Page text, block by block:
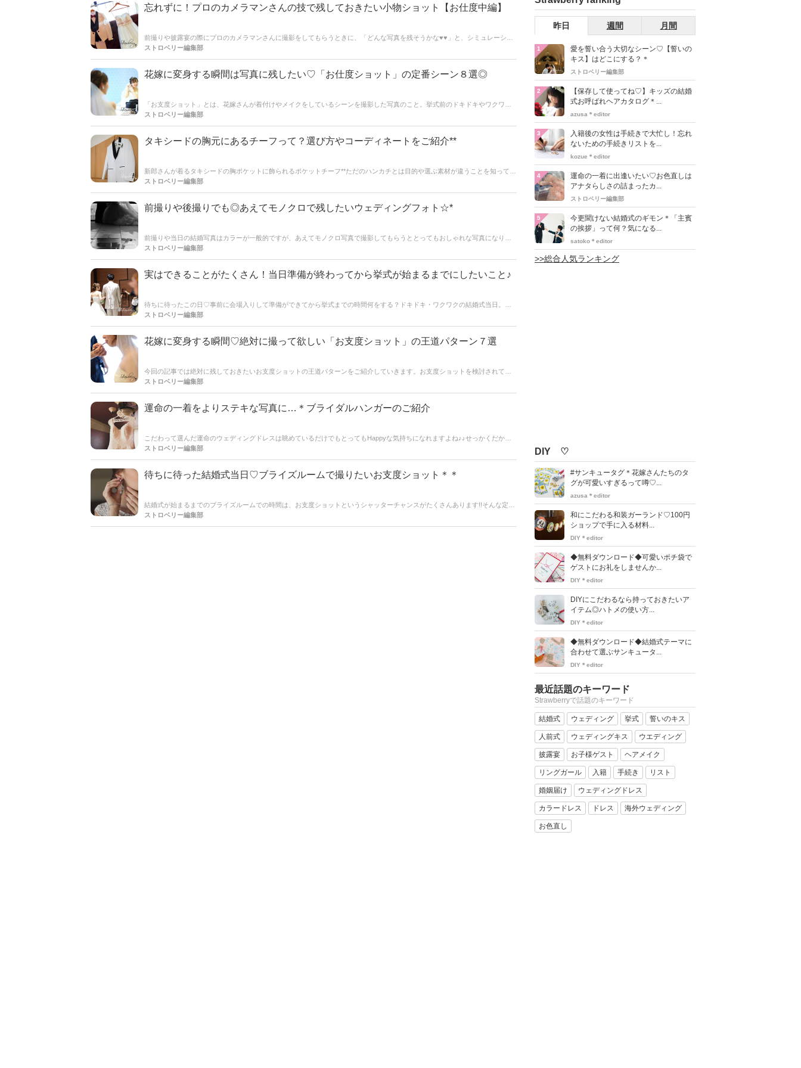
忘れずに！プロのカメラマンさんの技で残しておきたい小物ショット【お仕度中編】
前撮りや披露宴の際にプロのカメラマンさんに撮影をしてもらうときに、「どんな写真を残そうかな♥♥」と、シミュレーショ
ンを行っていることと思いますが、被写体になるのは自分たちだけでなく、この日のために準備したウェディングアイテムの
ストロベリー編集部
花嫁に変身する瞬間は写真に残したい♡「お仕度ショット」の定番シーン８選◎
「お支度ショット」とは、花嫁さんが着付けやメイクをしているシーンを撮影した写真のこと。挙式前のドキドキやワクワ
ク、幸福感に包まれた独特の表情はお支度中ならではです◎ウェディングフォトの定番でもあるのでお仕度中の姿を写真に収
ストロベリー編集部
タキシードの胸元にあるチーフって？選び方やコーディネートをご紹介**
新郎さんが着るタキシードの胸ポケットに飾られるポケットチーフ**ただのハンカチとは目的や選ぶ素材が違うことを知ってい
ますか？さり気ないところですが、折り方や選ぶ色などご紹介させていただきます!!
ストロベリー編集部
前撮りや後撮りでも◎あえてモノクロで残したいウェディングフォト☆*
前撮りや当日の結婚写真はカラーが一般的ですが、あえてモノクロ写真で撮影してもらうととってもおしゃれな写真になりま
す。モノクロ写真ならではの光と影のコントラストや大人っぽさ、シチュエーションによってはレトロ感溢れる雰囲気がとっ
ストロベリー編集部
実はできることがたくさん！当日準備が終わってから挙式が始まるまでにしたいこと♪
待ちに待ったこの日♡事前に会場入りして準備ができてから挙式までの時間何をする？ドキドキ・ワクワクの結婚式当日。挙
式までにメイクをして、ヘアセットをして、ウエディングドレスに身を包んで…♡花嫁さんに変身してから挙式本番が始まる
ストロベリー編集部
花嫁に変身する瞬間♡絶対に撮って欲しい「お支度ショット」の王道パターン７選
今回の記事では絶対に残しておきたいお支度ショットの王道パターンをご紹介していきます。お支度ショットを検討されてい
る花嫁さんは必見ですよ♪
ストロベリー編集部
運命の一着をよりステキな写真に…＊ブライダルハンガーのご紹介
こだわって選んだ運命のウェディングドレスは眺めているだけでもとってもHappyな気持ちになれますよね♪♪せっかくだから
結婚式当日までウェディングドレスを特別なハンガーにかけておきたい…そんなオシャレ花嫁さんで話題のアイテムがウェデ
ストロベリー編集部
待ちに待った結婚式当日♡ブライズルームで撮りたいお支度ショット＊＊
結婚式が始まるまでのブライズルームでの時間は、お支度ショットというシャッターチャンスがたくさんあります!!そんな定番
にもなりつつあるお仕度ショットの撮り方アイディアをまとめてみました。カメラマンさんへの指示書を作る花嫁さんはしっ
ストロベリー編集部
昨日 週間 月間
1
愛を誓い合う大切なシーン♡【誓いの
キス】はどこにする？＊
ストロベリー編集部
2
【保存して使ってね♡】キッズの結婚
式お呼ばれヘアカタログ＊...
azusa＊editor
3
入籍後の女性は手続きで大忙し！忘れ
ないための手続きリストを...
kozue＊editor
4
運命の一着に出逢いたい♡お色直しは
アナタらしさの詰まったカ...
ストロベリー編集部
5
今更聞けない結婚式のギモン＊「主賓
の挨拶」って何？気になる...
satoko＊editor
>>総合人気ランキング
DIY ♡
#サンキュータグ＊花嫁さんたちのタ
グが可愛いすぎるって噂♡...
azusa＊editor
和にこだわる和装ガーランド♡100円
ショップで手に入る材料...
DIY＊editor
◆無料ダウンロード◆可愛いポチ袋で
ゲストにお礼をしませんか...
DIY＊editor
DIYにこだわるなら持っておきたいア
イテム◎ハトメの使い方...
DIY＊editor
◆無料ダウンロード◆結婚式テーマに
合わせて選ぶサンキュータ...
DIY＊editor
最近話題のキーワード
Strawberryで話題のキーワード
結婚式 ウェディング 挙式 誓いのキス
人前式 ウェディングキス ウエディング
披露宴 お子様ゲスト ヘアメイク
リングガール 入籍 手続き リスト
婚姻届け ウェディングドレス
カラードレス ドレス 海外ウェディング
お色直し